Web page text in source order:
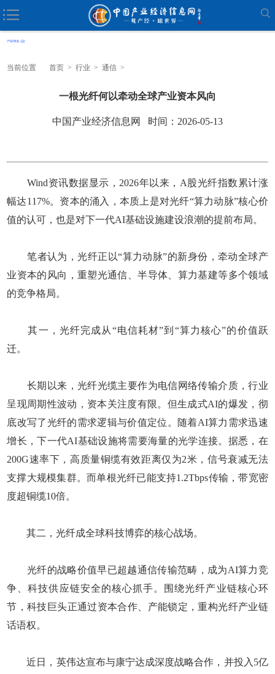
当前位置 首页 > 行业 > 通信 >
一根光纤何以牵动全球产业资本风向
中国产业经济信息网 时间：2026-05-13
Wind资讯数据显示，2026年以来，A股光纤指数累计涨
幅达117%。资本的涌入，本质上是对光纤“算力动脉”核心价
值的认可，也是对下一代AI基础设施建设浪潮的提前布局。
笔者认为，光纤正以“算力动脉”的新身份，牵动全球产
业资本的风向，重塑光通信、半导体、算力基建等多个领域
的竞争格局。
其一，光纤完成从“电信耗材”到“算力核心”的价值跃
迁。
长期以来，光纤光缆主要作为电信网络传输介质，行业
呈现周期性波动，资本关注度有限。但生成式AI的爆发，彻
底改写了光纤的需求逻辑与价值定位。随着AI算力需求迅速
增长，下一代AI基础设施将需要海量的光学连接。据悉，在
200G速率下，高质量铜缆有效距离仅为2米，信号衰减无法
支撑大规模集群。而单根光纤已能支持1.2Tbps传输，带宽密
度超铜缆10倍。
其二，光纤成全球科技博弈的核心战场。
光纤的战略价值早已超越通信传输范畴，成为AI算力竞
争、科技供应链安全的核心抓手。围绕光纤产业链核心环
节，科技巨头正通过资本合作、产能锁定，重构光纤产业链
话语权。
近日，英伟达宣布与康宁达成深度战略合作，并投入5亿